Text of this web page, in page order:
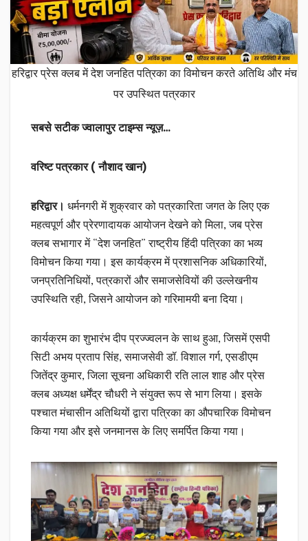
हरिद्वार प्रेस क्लब में देश जनहित पत्रिका का विमोचन करते अतिथि और मंच
पर उपस्थित पत्रकार
सबसे सटीक ज्वालापुर टाइम्स न्यूज़…
वरिष्ट पत्रकार ( नौशाद खान)
हरिद्वार। धर्मनगरी में शुक्रवार को पत्रकारिता जगत के लिए एक
महत्वपूर्ण और प्रेरणादायक आयोजन देखने को मिला, जब प्रेस
क्लब सभागार में “देश जनहित” राष्ट्रीय हिंदी पत्रिका का भव्य
विमोचन किया गया। इस कार्यक्रम में प्रशासनिक अधिकारियों,
जनप्रतिनिधियों, पत्रकारों और समाजसेवियों की उल्लेखनीय
उपस्थिति रही, जिसने आयोजन को गरिमामयी बना दिया।
कार्यक्रम का शुभारंभ दीप प्रज्ज्वलन के साथ हुआ, जिसमें एसपी
सिटी अभय प्रताप सिंह, समाजसेवी डॉ. विशाल गर्ग, एसडीएम
जितेंद्र कुमार, जिला सूचना अधिकारी रति लाल शाह और प्रेस
क्लब अध्यक्ष धर्मेंद्र चौधरी ने संयुक्त रूप से भाग लिया। इसके
पश्चात मंचासीन अतिथियों द्वारा पत्रिका का औपचारिक विमोचन
किया गया और इसे जनमानस के लिए समर्पित किया गया।